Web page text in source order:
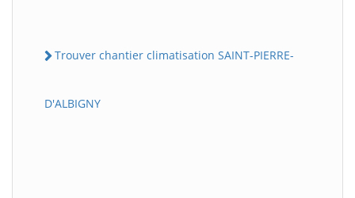
Trouver chantier climatisation SAINT-PIERRE-
D'ALBIGNY